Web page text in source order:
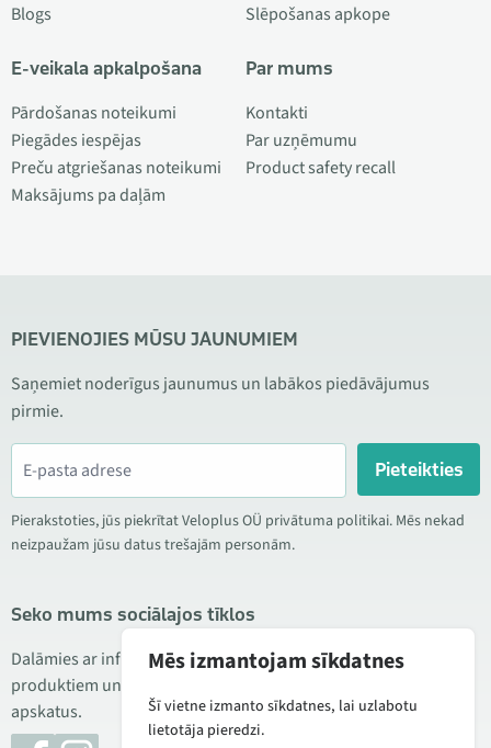
Blogs
E-veikala apkalpošana
Pārdošanas noteikumi
Piegādes iespējas
Preču atgriešanas noteikumi
Maksājums pa daļām
Slēpošanas apkope
Par mums
Kontakti
Par uzņēmumu
Product safety recall
PIEVIENOJIES MŪSU JAUNUMIEM
Saņemiet noderīgus jaunumus un labākos piedāvājumus
pirmie.
Pieteikties
Pierakstoties, jūs piekrītat Veloplus OÜ privātuma politikai. Mēs nekad
neizpaužam jūsu datus trešajām personām.
Seko mums sociālajos tīklos
Dalāmies ar informāciju par izdevīgām akcijām, jauniem
produktiem un servisu. Reizēm publicējam arī produktu
apskatus.
Mēs izmantojam sīkdatnes
Šī vietne izmanto sīkdatnes, lai uzlabotu
lietotāja pieredzi.